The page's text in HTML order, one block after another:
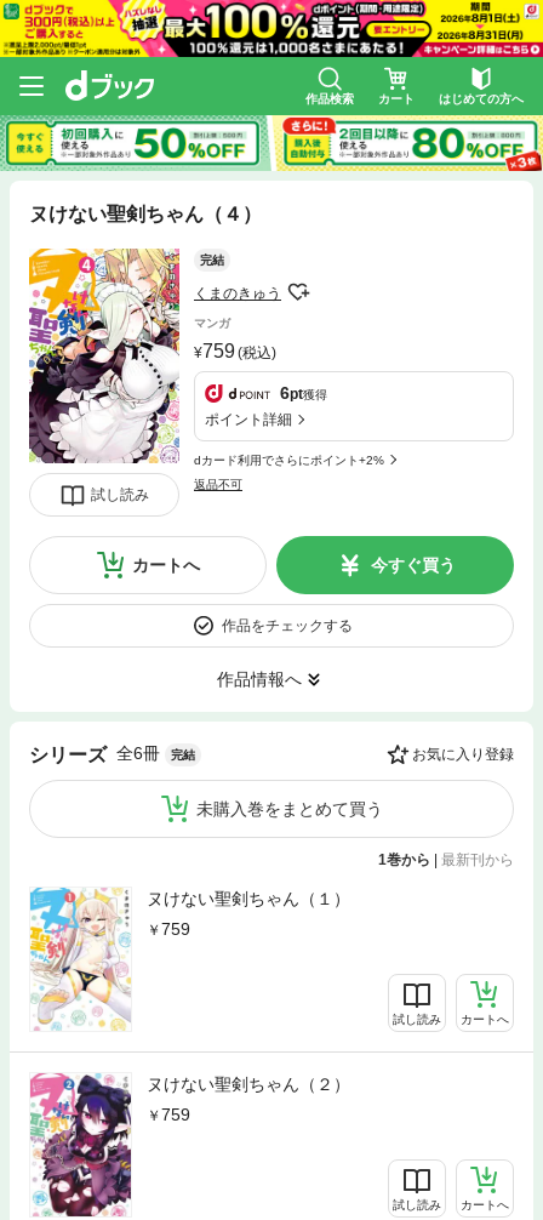
作品検索 カート はじめての方へ
ヌけない聖剣ちゃん（４）
試し読み
完結
くまのきゅう
マンガ
759(税込)
6pt獲得
ポイント詳細
dカード利用でさらにポイント+2%
返品不可
カートへ 今すぐ買う
作品をチェックする
作品情報へ
シリーズ 全6冊 完結 お気に入り登録
未購入巻をまとめて買う
1巻から | 最新刊から
ヌけない聖剣ちゃん（１）
759
試し読み カートへ
ヌけない聖剣ちゃん（２）
759
試し読み カートへ